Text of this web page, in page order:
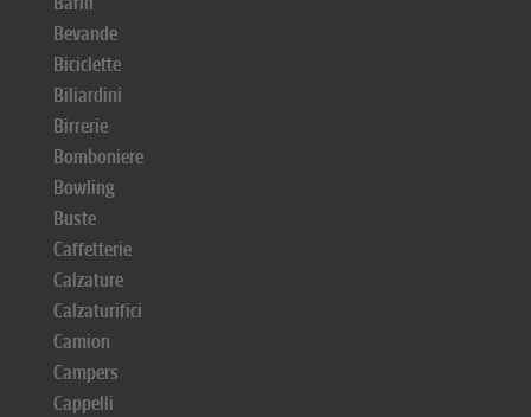
Bevande
Biciclette
Biliardini
Birrerie
Bomboniere
Bowling
Buste
Caffetterie
Calzature
Calzaturifici
Camion
Campers
Cappelli